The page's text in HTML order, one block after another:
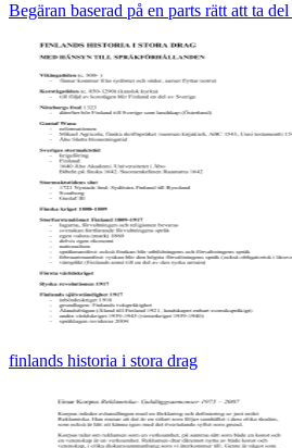
Begäran baserad på en parts rätt att ta
finlands historia i stora drag